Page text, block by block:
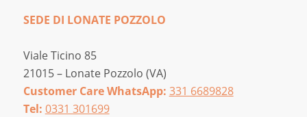
SEDE DI LONATE POZZOLO
Viale Ticino 85
21015 – Lonate Pozzolo (VA)
Customer Care WhatsApp: 331 6689828
Tel: 0331 301699